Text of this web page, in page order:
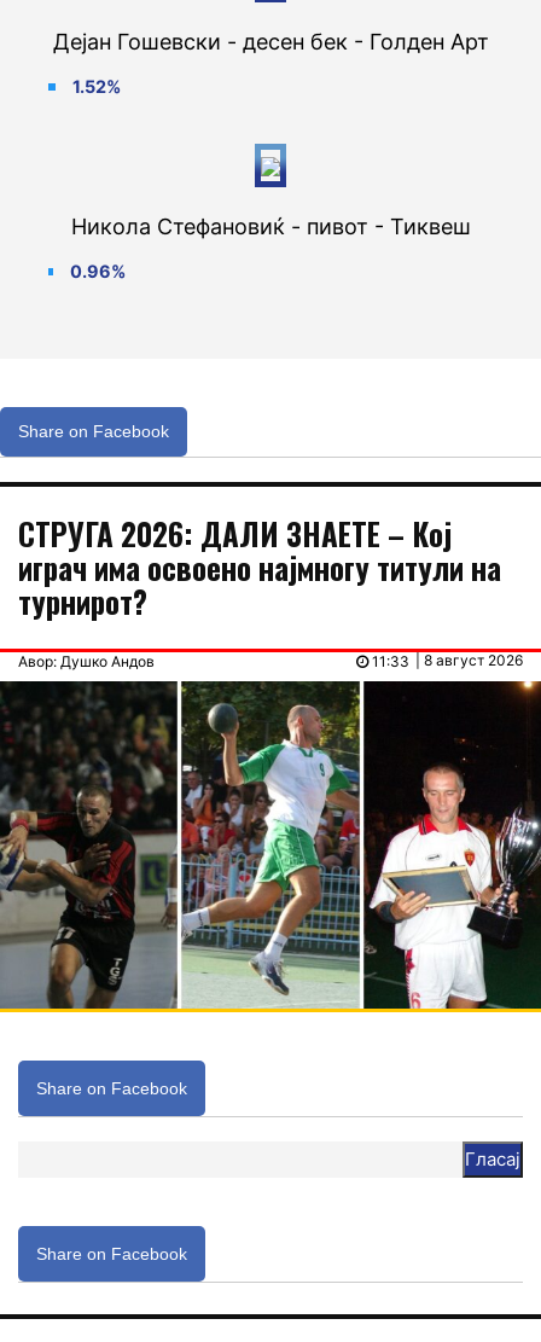
Дејан Гошевски - десен бек - Голден Арт
1.52%
Никола Стефановиќ - пивот - Тиквеш
0.96%
Share on Facebook
СТРУГА 2026: ДАЛИ ЗНАЕТЕ – Кој
играч има освоено најмногу титули на
турнирот?
Авор: Душко Андов | 8 август 2026
11:33
Share on Facebook
Гласај
Share on Facebook